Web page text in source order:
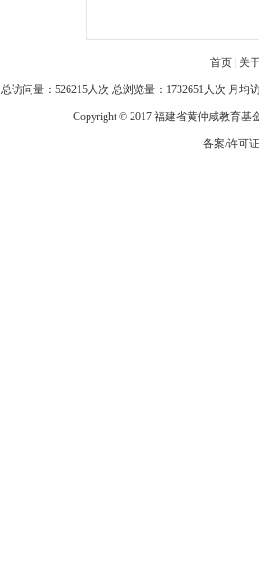
首页 关
总访问量：526215人次 总浏览量：1732651人次 月
Copyright © 2017 福建省黄仲咸教育基
备案/许可